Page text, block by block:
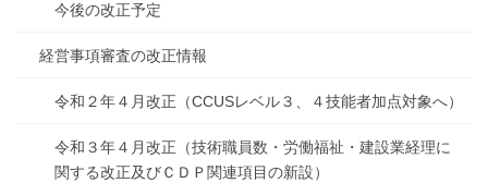
今後の改正予定
経営事項審査の改正情報
令和２年４月改正（CCUSレベル３、４技能者加点対象へ）
令和３年４月改正（技術職員数・労働福祉・建設業経理に
関する改正及びＣＤＰ関連項目の新設）